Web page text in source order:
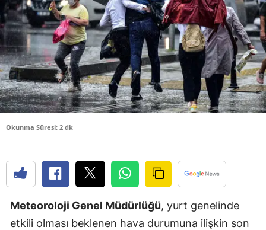
Bursa
Çanakkale
Çankırı
Çorum
Denizli
Edirne
Elazığ
Erzincan
Okunma Süresi: 2 dk
Meteoroloji Genel Müdürlüğü, yurt genelinde
etkili olması beklenen hava durumuna ilişkin son